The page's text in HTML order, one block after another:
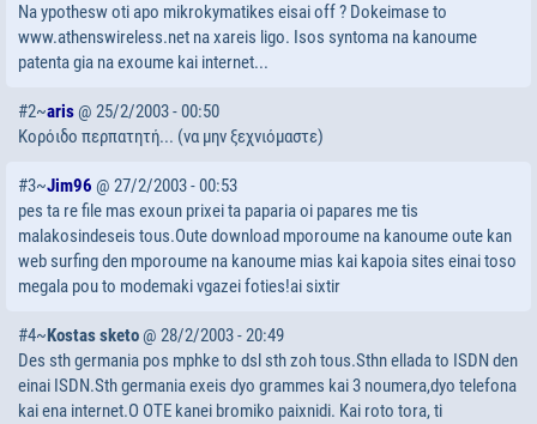
Na ypothesw oti apo mikrokymatikes eisai off ? Dokeimase to
www.athenswireless.net na xareis ligo. Isos syntoma na kanoume
patenta gia na exoume kai internet...
#2~aris @ 25/2/2003 - 00:50
Κορόιδο περπατητή... (να μην ξεχνιόμαστε)
#3~Jim96 @ 27/2/2003 - 00:53
pes ta re file mas exoun prixei ta paparia oi papares me tis
malakosindeseis tous.Oute download mporoume na kanoume oute kan
web surfing den mporoume na kanoume mias kai kapoia sites einai toso
megala pou to modemaki vgazei foties!ai sixtir
#4~Kostas sketo @ 28/2/2003 - 20:49
Des sth germania pos mphke to dsl sth zoh tous.Sthn ellada to ISDN den
einai ISDN.Sth germania exeis dyo grammes kai 3 noumera,dyo telefona
kai ena internet.O OTE kanei bromiko paixnidi. Kai roto tora, ti